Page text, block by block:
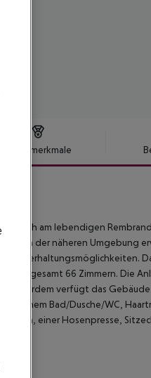
Hotelmerkmale
sich am lebendigen
In der näheren Umgebung
Unterhaltungsmöglichkeiten.
insgesamt 66 Zimmern. Die
verfügt das
einem Bad/Dusche/WC,
einer Hosenpresse,